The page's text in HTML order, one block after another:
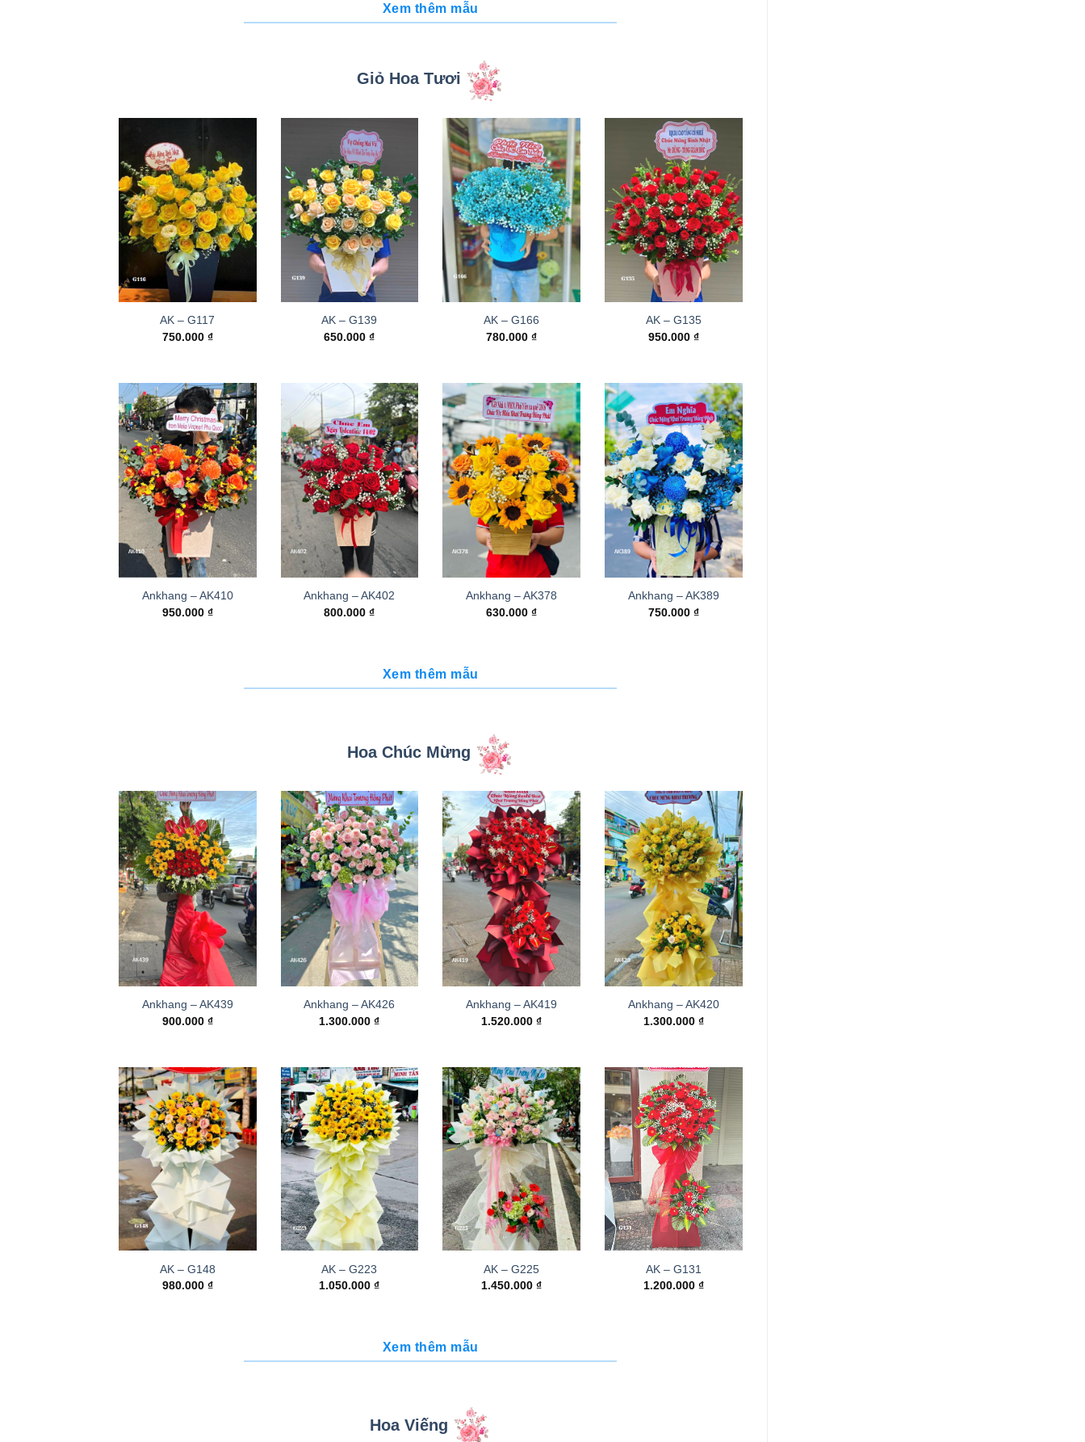
Xem thêm mẫu
Giỏ Hoa Tươi
AK – G117
750.000 ₫
AK – G139
650.000₫
AK – G166
780.000₫
AK – G135
950.000 ₫
Ankhang – AK410
950.000 ₫
Ankhang – AK402
800.000₫
Ankhang – AK378
630.000₫
Ankhang – AK389
750.000 ₫
Xem thêm mẫu
Hoa Chúc Mừng
Ankhang – AK439
900.000 ₫
Ankhang – AK426
1.300.000₫
Ankhang – AK419
1.520.000₫
Ankhang – AK420
1.300.000 ₫
AK – G148
980.000 ₫
AK – G223
1.050.000₫
AK – G225
1.450.000₫
AK – G131
1.200.000 ₫
Xem thêm mẫu
Hoa Viếng